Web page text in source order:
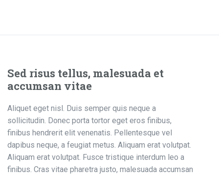
Sed risus tellus, malesuada et
accumsan vitae
Aliquet eget nisl. Duis semper quis neque a
sollicitudin. Donec porta tortor eget eros finibus,
finibus hendrerit elit venenatis. Pellentesque vel
dapibus neque, a feugiat metus. Aliquam erat volutpat.
Aliquam erat volutpat. Fusce tristique interdum leo a
finibus. Cras vitae pharetra justo, malesuada accumsan